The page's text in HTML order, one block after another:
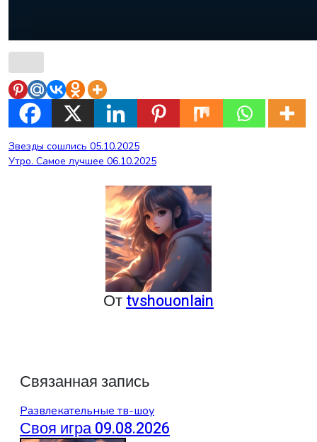
Навигация
по
Звезды сошлись 05.10.2025
Утро. Самое лучшее 06.10.2025
Отtvshouonlain
Связанная запись
Развлекательные тв-шоу
Своя игра 09.08.2026